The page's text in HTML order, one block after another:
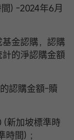
) -2024年6月
金認購，認購
的淨認購金額
認購金額-贖
(新加坡標準時
間) ；